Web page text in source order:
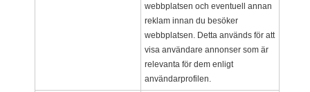
webbplatsen och eventuell annan
reklam innan du besöker
webbplatsen. Detta används för att
visa användare annonser som är
relevanta för dem enligt
användarprofilen.